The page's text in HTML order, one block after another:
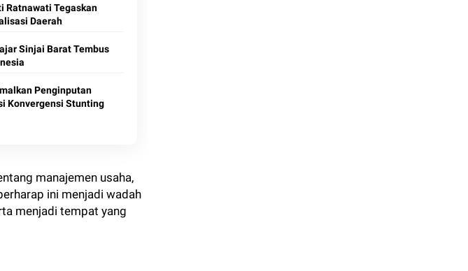
Ratnawati Tegaskan
Daerah
Sinjai Barat Tembus
Penginputan
Konvergensi Stunting
manajemen usaha,
ini menjadi wadah
menjadi tempat yang